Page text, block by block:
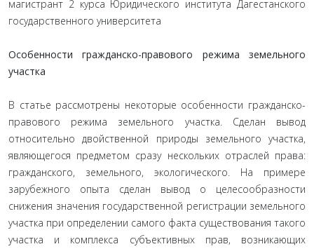
магистрант 2 курса Юридического института Дагестанского
государственного университета
Особенности гражданско-правового режима земельного
участка
В статье рассмотрены некоторые особенности гражданско-
правового режима земельного участка. Сделан вывод
относительно двойственной природы земельного участка,
являющегося предметом сразу нескольких отраслей права:
гражданского, земельного, экологического. На примере
зарубежного опыта сделан вывод о целесообразности
снижения значения государственной регистрации земельного
участка при определении самого факта существования такого
участка и комплекса субъективных прав, возникающих